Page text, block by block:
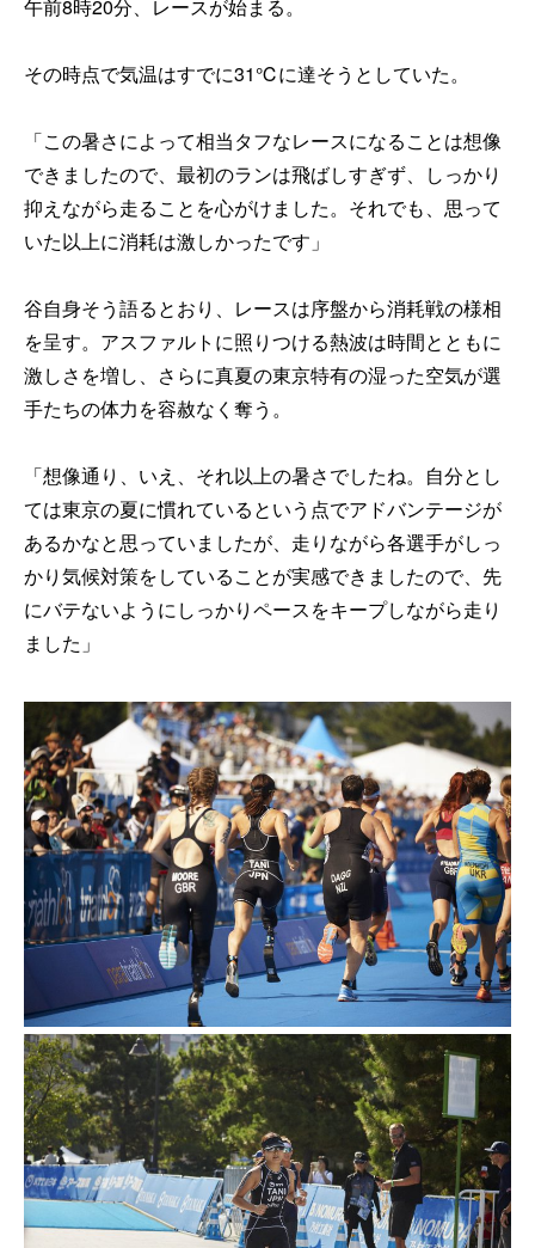
午前8時20分、レースが始まる。
その時点で気温はすでに31℃に達そうとしていた。
「この暑さによって相当タフなレースになることは想像
できましたので、最初のランは飛ばしすぎず、しっかり
抑えながら走ることを心がけました。それでも、思って
いた以上に消耗は激しかったです」
谷自身そう語るとおり、レースは序盤から消耗戦の様相
を呈す。アスファルトに照りつける熱波は時間とともに
激しさを増し、さらに真夏の東京特有の湿った空気が選
手たちの体力を容赦なく奪う。
「想像通り、いえ、それ以上の暑さでしたね。自分とし
ては東京の夏に慣れているという点でアドバンテージが
あるかなと思っていましたが、走りながら各選手がしっ
かり気候対策をしていることが実感できましたので、先
にバテないようにしっかりペースをキープしながら走り
ました」